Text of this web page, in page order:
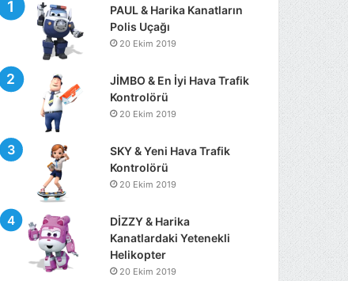
PAUL & Harika Kanatların
Polis Uçağı
20 Ekim 2019
JİMBO & En İyi Hava Trafik
Kontrolörü
20 Ekim 2019
SKY & Yeni Hava Trafik
Kontrolörü
20 Ekim 2019
DİZZY & Harika
Kanatlardaki Yetenekli
Helikopter
20 Ekim 2019